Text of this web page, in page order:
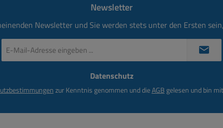
Newsletter
Newsletter und Sie werden stets unter den Ersten
Mail-
Datenschutz
zur Kenntnis genommen und dieAGB gelesen und bin